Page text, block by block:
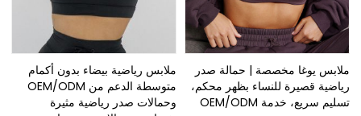
ملابس يوغا مخصصة | حمالة صدر
رياضية قصيرة للنساء بظهر محكم،
تسليم سريع، خدمة OEM/ODM
ملابس رياضية بيضاء بدون أكمام
متوسطة الدعم من OEM/ODM
وحمالات صدر رياضية مثيرة